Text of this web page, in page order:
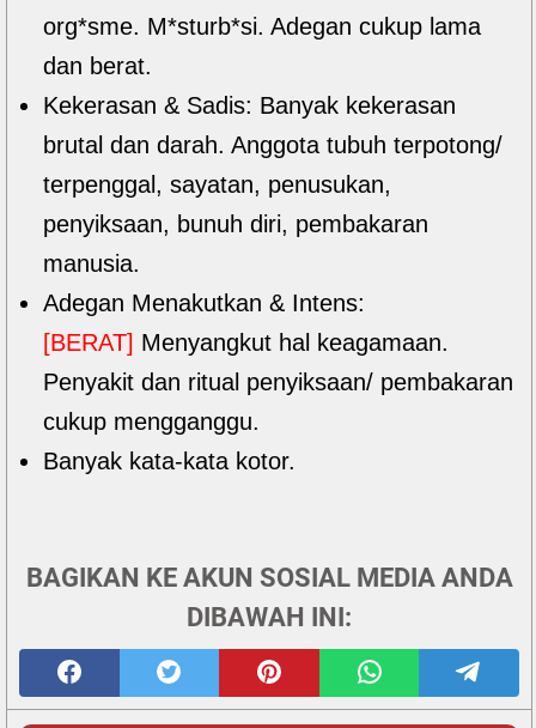
org*sme. M*sturb*si. Adegan cukup lama
dan berat.
Kekerasan & Sadis: Banyak kekerasan
brutal dan darah. Anggota tubuh terpotong/
terpenggal, sayatan, penusukan,
penyiksaan, bunuh diri, pembakaran
manusia.
Adegan Menakutkan & Intens:
[BERAT] Menyangkut hal keagamaan.
Penyakit dan ritual penyiksaan/ pembakaran
cukup mengganggu.
Banyak kata-kata kotor.
BAGIKAN KE AKUN SOSIAL MEDIA ANDA
DIBAWAH INI: